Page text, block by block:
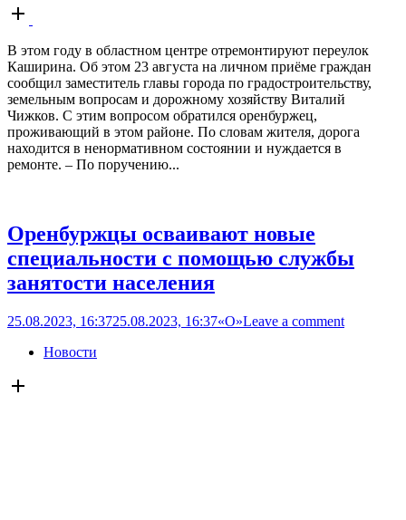
Open
post
В этом году в областном центре отремонтируют переулок
Каширина. Об этом 23 августа на личном приёме граждан
сообщил заместитель главы города по градостроительству,
земельным вопросам и дорожному хозяйству Виталий
Чижков. С этим вопросом обратился оренбуржец,
проживающий в этом районе. По словам жителя, дорога
находится в ненормативном состоянии и нуждается в
ремонте. – По поручению...
Оренбуржцы осваивают новые
специальности с помощью службы
занятости населения
25.08.2023, 16:3725.08.2023, 16:37«О»Leave a comment
Новости
Open